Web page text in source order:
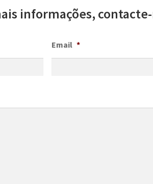
informações,
Email *